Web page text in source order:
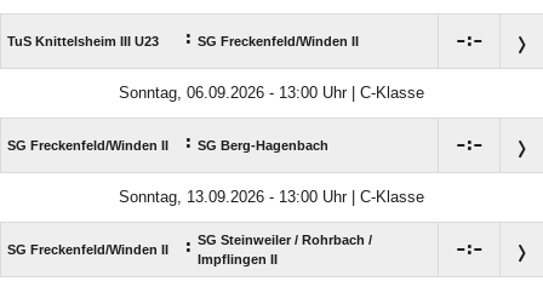
TuS Knittelsheim III U23 : SG Freckenfeld/​Winden II :
Sonntag, 06.09.2026 - 13:00 Uhr | C-Klasse
SG Freckenfeld/​Winden II : SG Berg-Hagenbach :
Sonntag, 13.09.2026 - 13:00 Uhr | C-Klasse
SG Freckenfeld/​Winden II : SG Steinweiler /​ Rohrbach /​
Impflingen II
: